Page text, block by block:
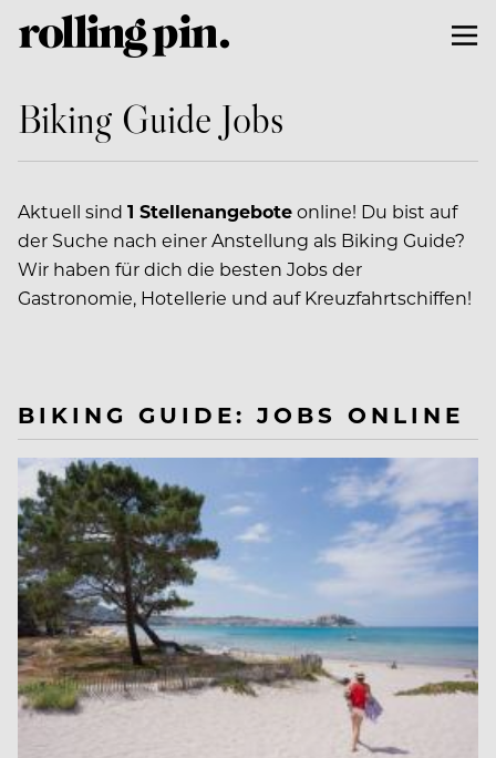
Biking Guide Jobs
Aktuell sind 1 Stellenangeboteonline! Du bist auf
der Suche nach einer Anstellung als Biking Guide?
Wir haben für dich die besten Jobs der
Gastronomie, Hotellerie und auf Kreuzfahrtschiffen!
BIKING GUIDE: JOBS ONLINE